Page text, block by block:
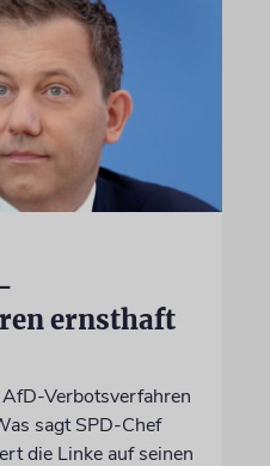
ernsthaft
Verbotsverfahren
sagt SPD-Chef
die Linke auf seinen